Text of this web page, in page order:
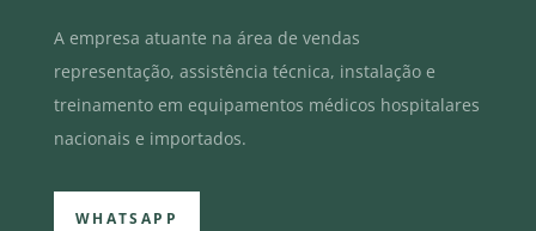
A empresa atuante na área de vendas
representação, assistência técnica, instalação e
treinamento em equipamentos médicos hospitalares
nacionais e importados.
WHATSAPP